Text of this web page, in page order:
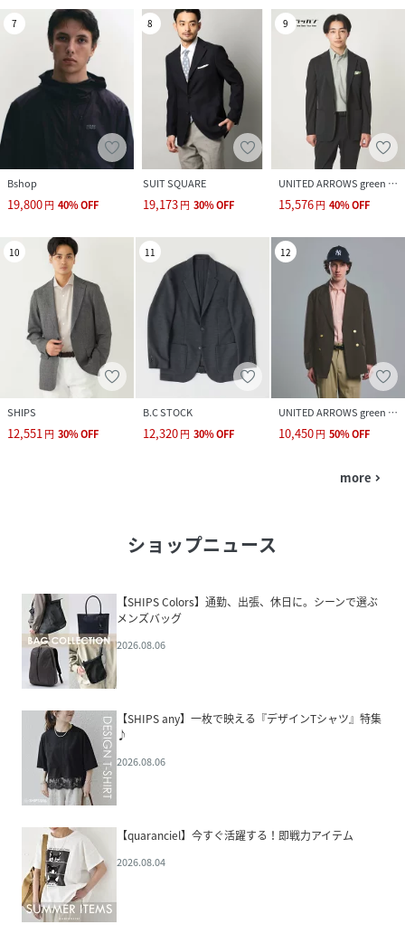
7
Bshop
19,800円 40%OFF
8
SUIT SQUARE
19,173円 30%OFF
9
UNITED ARROWS green label relaxing
15,576円 40%OFF
10
SHIPS
12,551円 30%OFF
11
B.C STOCK
12,320円 30%OFF
12
UNITED ARROWS green label relaxing
10,450円 50%OFF
more navigate_next
ショップニュース
【SHIPS Colors】通勤、出張、休日に。シーンで選ぶ
メンズバッグ
2026.08.06
【SHIPS any】一枚で映える『デザインTシャツ』特集
♪
2026.08.06
【quaranciel】今すぐ活躍する！即戦力アイテム
2026.08.04